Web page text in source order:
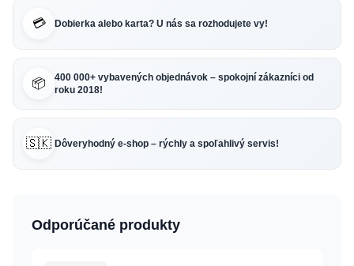
💳 Dobierka alebo karta? U nás sa rozhodujete vy!
📦
400 000+ vybavených objednávok – spokojní zákazníci od
roku 2018!
🇸🇰 Dôveryhodný e-shop – rýchly a spoľahlivý servis!
Odporúčané produkty